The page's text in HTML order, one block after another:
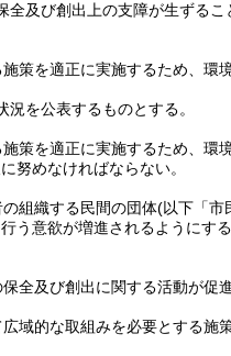
全及び創出上の支障が生ずる
策を適正に実施するため、
を公表するものとする。
策を適正に実施するため、
努めなければならない。
組織する民間の団体(以下「市
う意欲が増進されるように
全及び創出に関する活動が促
域的な取組みを必要とする